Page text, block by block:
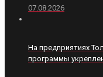
07.08.2026
На предприятиях
программы